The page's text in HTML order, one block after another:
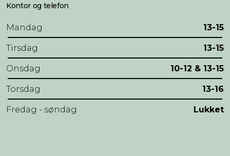
Kontor og telefon
Mandag 13-15
Tirsdag 13-15
Onsdag 10-12 & 13-15
Torsdag 13-16
Fredag - søndag Lukket